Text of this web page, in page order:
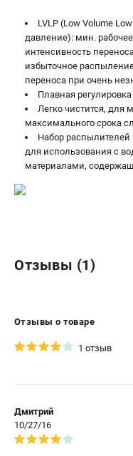
+7
Информация
8
8
Режим
пн-
сб -
+7 (911) 360-
LVLP (Low Volume
давление): мин.
интенсивность
избыточное
переноса при очень
Плавная
Легко чистится, для
максимального срока
Набор распылителей
для использования с
материалами,
Отзывы (1)
Отзывы о товаре
1 отзыв
Дмитрий
10/27/16